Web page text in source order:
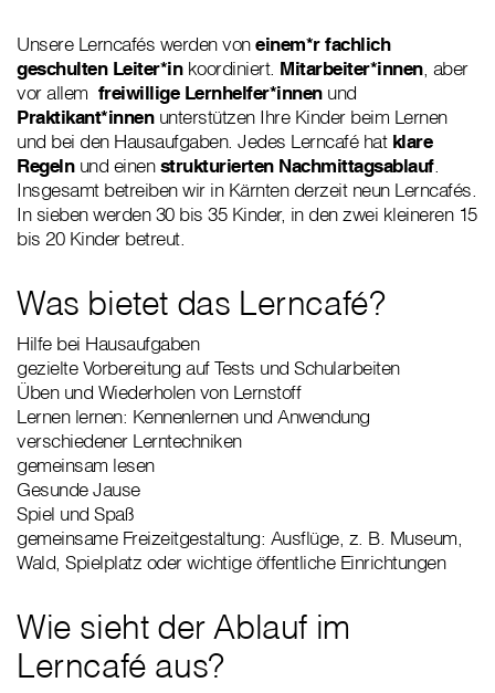
Unsere Lerncafés werden voneinem*r fachlich
geschulten Leiter*inkoordiniert. Mitarbeiter*innen, aber
vor allem freiwillige Lernhelfer*innenund
Praktikant*innenunterstützen Ihre Kinder beim Lernen
und bei den Hausaufgaben. Jedes Lerncafé hat klare
Regelnund einenstrukturierten Nachmittagsablauf.
Insgesamt betreiben wir in Kärnten derzeit neun Lerncafés.
In sieben werden 30 bis 35 Kinder, in den zwei kleineren 15
bis 20 Kinder betreut.
Was bietet das Lerncafé?
Hilfe bei Hausaufgaben
gezielte Vorbereitung auf Tests und Schularbeiten
Üben und Wiederholen von Lernstoff
Lernen lernen: Kennenlernen und Anwendung
verschiedener Lerntechniken
gemeinsam lesen
Gesunde Jause
Spiel und Spaß
gemeinsame Freizeitgestaltung: Ausflüge, z. B. Museum,
Wald, Spielplatz oder wichtige öffentliche Einrichtungen
Wie sieht der Ablauf im
Lerncafé aus?